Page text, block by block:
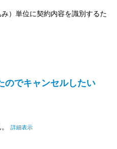
）単位に契約内容を識別するた
のでキャンセルしたい
詳細表示